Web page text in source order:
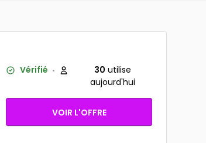
Vérifié 30 utilise
aujourd'hui
VOIR L'OFFRE